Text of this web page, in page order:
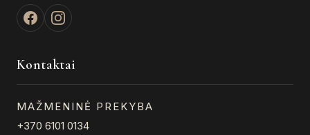
Kontaktai
MAŽMENINĖ PREKYBA
+370 6101 0134